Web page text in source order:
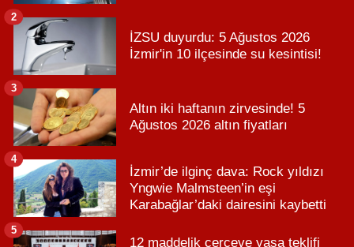
İZSU duyurdu: 5 Ağustos 2026
İzmir'in 10 ilçesinde su kesintisi!
2
Altın iki haftanın zirvesinde! 5
Ağustos 2026 altın fiyatları
3
İzmir’de ilginç dava: Rock yıldızı
Yngwie Malmsteen’in eşi
Karabağlar’daki dairesini kaybetti
4
12 maddelik çerçeve yasa teklifi
5